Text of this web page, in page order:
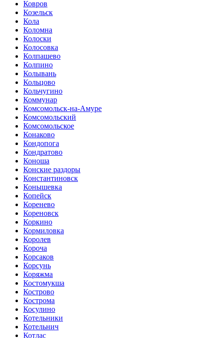
Ковров
Козельск
Кола
Коломна
Колоски
Колосовка
Колпашево
Колпино
Колывань
Кольцово
Кольчугино
Коммунар
Комсомольск-на-Амуре
Комсомольский
Комсомольское
Конаково
Кондопога
Кондратово
Коноша
Конские раздоры
Константиновск
Конышевка
Копейск
Коренево
Кореновск
Коркино
Кормиловка
Королев
Короча
Корсаков
Корсунь
Коряжма
Костомукша
Кострово
Кострома
Косулино
Котельники
Котельнич
Котлас